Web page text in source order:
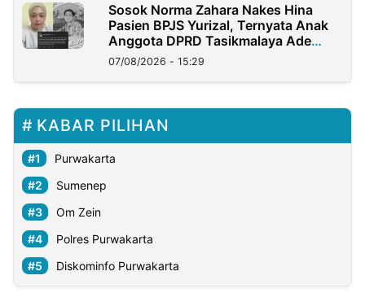
Sosok Norma Zahara Nakes Hina
Pasien BPJS Yurizal, Ternyata Anak
Anggota DPRD Tasikmalaya Ade
Lukman
07/08/2026 - 15:29
KABAR PILIHAN
Purwakarta
Sumenep
Om Zein
Polres Purwakarta
Diskominfo Purwakarta